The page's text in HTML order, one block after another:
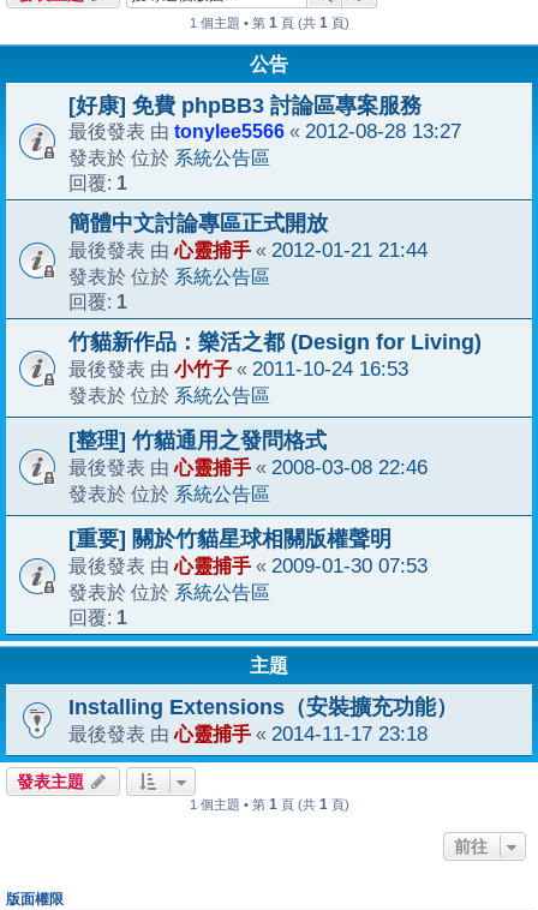
1 個主題 • 第 1 頁 (共 1 頁)
公告
[好康] 免費 phpBB3 討論區專案服務
最後發表 由 tonylee5566 « 2012-08-28 13:27
發表於 位於 系統公告區
回覆: 1
簡體中文討論專區正式開放
最後發表 由心靈捕手 « 2012-01-21 21:44
發表於 位於 系統公告區
回覆: 1
竹貓新作品：樂活之都 (Design for Living)
最後發表 由 小竹子 « 2011-10-24 16:53
發表於 位於 系統公告區
[整理] 竹貓通用之發問格式
最後發表 由心靈捕手 « 2008-03-08 22:46
發表於 位於 系統公告區
[重要] 關於竹貓星球相關版權聲明
最後發表 由心靈捕手 « 2009-01-30 07:53
發表於 位於 系統公告區
回覆: 1
主題
Installing Extensions（安裝擴充功能）
最後發表 由心靈捕手 « 2014-11-17 23:18
發表主題
1 個主題 • 第 1 頁 (共 1 頁)
前往
版面權限